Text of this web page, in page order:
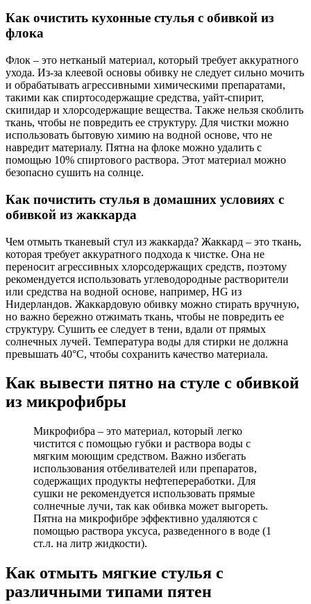
Как очистить кухонные стулья с обивкой из
флока
Флок – это нетканый материал, который требует аккуратного
ухода. Из-за клеевой основы обивку не следует сильно мочить
и обрабатывать агрессивными химическими препаратами,
такими как спиртосодержащие средства, уайт-спирит,
скипидар и хлорсодержащие вещества. Также нельзя скоблить
ткань, чтобы не повредить ее структуру. Для чистки можно
использовать бытовую химию на водной основе, что не
навредит материалу. Пятна на флоке можно удалить с
помощью 10% спиртового раствора. Этот материал можно
безопасно сушить на солнце.
Как почистить стулья в домашних условиях с
обивкой из жаккарда
Чем отмыть тканевый стул из жаккарда? Жаккард – это ткань,
которая требует аккуратного подхода к чистке. Она не
переносит агрессивных хлорсодержащих средств, поэтому
рекомендуется использовать углеводородные растворители
или средства на водной основе, например, HG из
Нидерландов. Жаккардовую обивку можно стирать вручную,
но важно бережно отжимать ткань, чтобы не повредить ее
структуру. Сушить ее следует в тени, вдали от прямых
солнечных лучей. Температура воды для стирки не должна
превышать 40°C, чтобы сохранить качество материала.
Как вывести пятно на стуле с обивкой
из микрофибры
Микрофибра – это материал, который легко
чистится с помощью губки и раствора воды с
мягким моющим средством. Важно избегать
использования отбеливателей или препаратов,
содержащих продукты нефтепереработки. Для
сушки не рекомендуется использовать прямые
солнечные лучи, так как обивка может выгореть.
Пятна на микрофибре эффективно удаляются с
помощью раствора уксуса, разведенного в воде (1
ст.л. на литр жидкости).
Как отмыть мягкие стулья с
различными типами пятен